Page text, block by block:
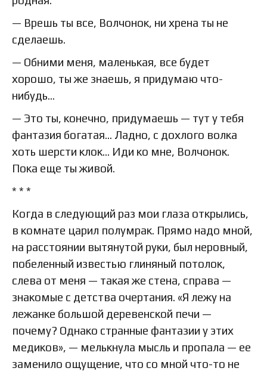
— Врешь ты все, Волчонок, ни хрена ты не
сделаешь.
— Обними меня, маленькая, все будет
хорошо, ты же знаешь, я придумаю что-
нибудь…
— Это ты, конечно, придумаешь — тут у тебя
фантазия богатая… Ладно, с дохлого волка
хоть шерсти клок… Иди ко мне, Волчонок.
Пока еще ты живой.
* * *
Когда в следующий раз мои глаза открылись,
в комнате царил полумрак. Прямо надо мной,
на расстоянии вытянутой руки, был неровный,
побеленный известью глиняный потолок,
слева от меня — такая же стена, справа —
знакомые с детства очертания. «Я лежу на
лежанке большой деревенской печи —
почему? Однако странные фантазии у этих
медиков», — мелькнула мысль и пропала — ее
заменило ощущение, что со мной что-то не